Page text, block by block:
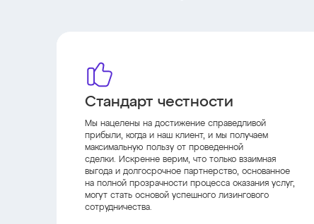
Стандарт честности
Мы нацелены на достижение справедливой
прибыли, когда и наш клиент, и мы получаем
максимальную пользу от проведенной
сделки. Искренне верим, что только взаимная
выгода и долгосрочное партнерство, основанное
на полной прозрачности процесса оказания услуг,
могут стать основой успешного лизингового
сотрудничества.